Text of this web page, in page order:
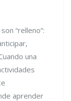
“relleno”:
una
aprender